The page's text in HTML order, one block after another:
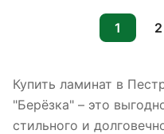
1 2
Купить ламинат в
"Берёзка" – это
стильного и